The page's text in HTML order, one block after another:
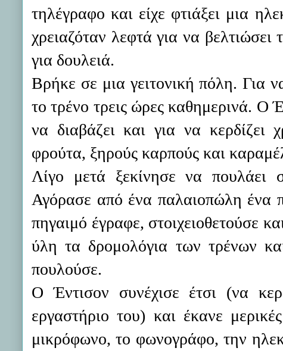
τηλέγραφο και είχε φτιάξει μια
χρειαζόταν λεφτά για να
για δουλειά.
Βρήκε σε μια γειτονική πόλη. Για
το τρένο τρεις ώρες καθημερινά. Ο
να διαβάζει και για να κερδίζει
φρούτα, ξηρούς καρπούς και
Λίγο μετά ξεκίνησε να πουλάει
Αγόρασε από ένα παλαιοπώλη ένα
πηγαιμό έγραφε, στοιχειοθετούσε
ύλη τα δρομολόγια των τρένων
πουλούσε.
Ο Έντισον συνέχισε έτσι (να
εργαστήριο του) και έκανε
μικρόφωνο, το φωνογράφο, την